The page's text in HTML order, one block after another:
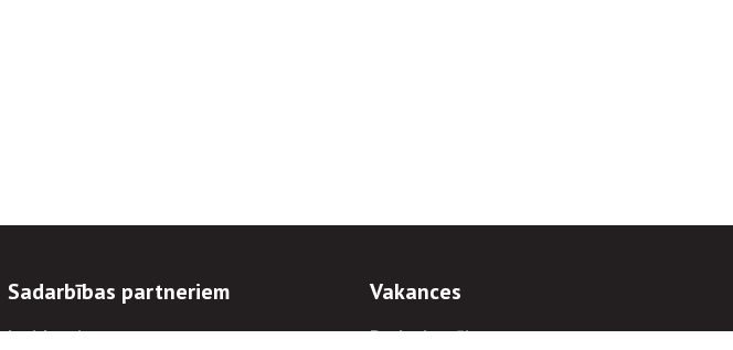
Sadarbības partneriem
Iepirkumi
Vakances
Darba iespējas